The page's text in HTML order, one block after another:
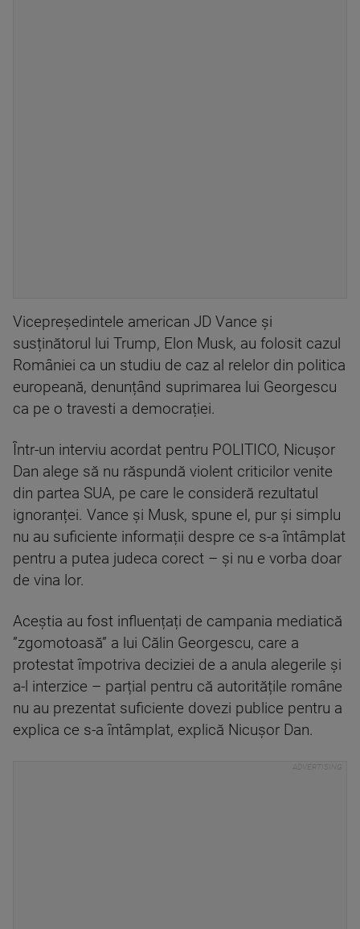
Vicepreședintele american JD Vance și
susținătorul lui Trump, Elon Musk, au folosit cazul
României ca un studiu de caz al relelor din politica
europeană, denunțând suprimarea lui Georgescu
ca pe o travesti a democrației.
Într-un interviu acordat pentru POLITICO, Nicușor
Dan alege să nu răspundă violent criticilor venite
din partea SUA, pe care le consideră rezultatul
ignoranței. Vance și Musk, spune el, pur și simplu
nu au suficiente informații despre ce s-a întâmplat
pentru a putea judeca corect – și nu e vorba doar
de vina lor.
Aceștia au fost influențați de campania mediatică
”zgomotoasă” a lui Călin Georgescu, care a
protestat împotriva deciziei de a anula alegerile și
a-l interzice – parțial pentru că autoritățile române
nu au prezentat suficiente dovezi publice pentru a
explica ce s-a întâmplat, explică Nicușor Dan.